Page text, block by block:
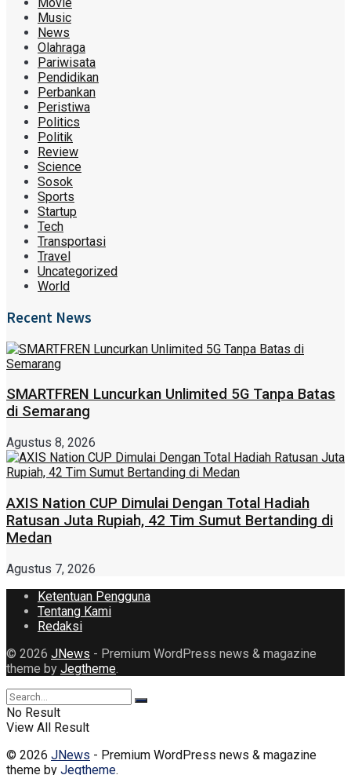
Music
News
Olahraga
Pariwisata
Pendidikan
Perbankan
Peristiwa
Politics
Politik
Review
Science
Sosok
Sports
Startup
Tech
Transportasi
Travel
Uncategorized
World
Recent News
SMARTFREN Luncurkan Unlimited 5G Tanpa Batas
di Semarang
Agustus 8, 2026
AXIS Nation CUP Dimulai Dengan Total Hadiah
Ratusan Juta Rupiah, 42 Tim Sumut Bertanding di
Medan
Agustus 7, 2026
Ketentuan Pengguna
Tentang Kami
Redaksi
© 2026 JNews - Premium WordPress news & magazine
theme by Jegtheme
No Result
View All Result
© 2026 JNews - Premium WordPress news & magazine
theme by Jegtheme.